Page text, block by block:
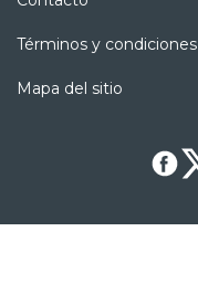
Términos y condiciones
Mapa del sitio